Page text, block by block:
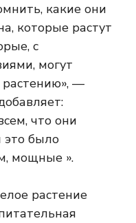
какие они
которые растут
с
могут
растению», —
что они
было
мощные ».
растение